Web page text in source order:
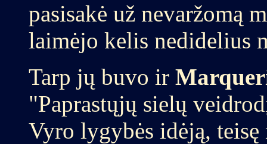
pasisakė už nevaržomą
laimėjo kelis nedidelius
Tarp jų buvo ir
"Paprastųjų sielų
Vyro lygybės idėją,